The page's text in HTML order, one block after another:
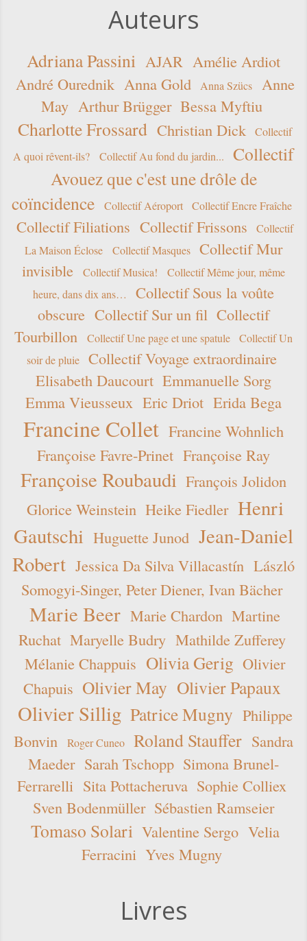
Auteurs
Adriana Passini AJAR Amélie Ardiot
André Ourednik Anna Gold Anna Szücs
Anne
May Arthur Brügger Bessa Myftiu
Charlotte Frossard Christian Dick
Collectif
A quoi rêvent-ils?
Collectif Au fond du jardin...
Collectif
Avouez que c'est une drôle de
coïncidence
Collectif Aéroport Collectif Encre Fraîche
Collectif Filiations Collectif Frissons
Collectif
La Maison Éclose
Collectif Masques
Collectif Mur
invisible
Collectif Musica!
Collectif Même jour, même
heure, dans dix ans…
Collectif Sous la voûte
obscure Collectif Sur un fil Collectif
Tourbillon
Collectif Une page et une spatule
Collectif Un
soir de pluie
Collectif Voyage extraordinaire
Elisabeth Daucourt Emmanuelle Sorg
Emma Vieusseux Eric Driot Erida Bega
Francine Collet Francine Wohnlich
Françoise Favre-Prinet Françoise Ray
Françoise Roubaudi François Jolidon
Glorice Weinstein Heike Fiedler Henri
Gautschi Huguette Junod Jean-Daniel
Robert Jessica Da Silva Villacastín László
Somogyi-Singer, Peter Diener, Ivan Bächer
Marie Beer Marie Chardon Martine
Ruchat Maryelle Budry Mathilde Zufferey
Mélanie Chappuis Olivia Gerig Olivier
Chapuis Olivier May Olivier Papaux
Olivier Sillig Patrice Mugny Philippe
Bonvin
Roger Cuneo Roland Stauffer Sandra
Maeder Sarah Tschopp Simona Brunel-
Ferrarelli Sita Pottacheruva Sophie Colliex
Sven Bodenmüller Sébastien Ramseier
Tomaso Solari Valentine Sergo Velia
Ferracini Yves Mugny
Livres